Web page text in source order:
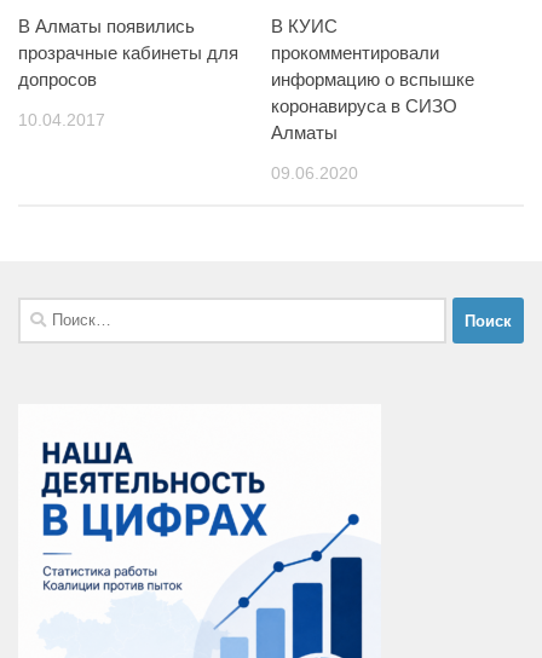
В Алматы появились
прозрачные кабинеты для
допросов
10.04.2017
В КУИС
прокомментировали
информацию о вспышке
коронавируса в СИЗО
Алматы
09.06.2020
Найти: